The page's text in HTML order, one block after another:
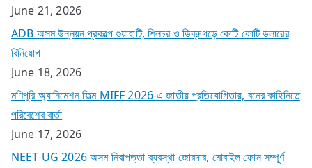
June 21, 2026
ADB অসম উন্নয়ন প্রকল্পে গুয়াহাটি, শিলচর ও ডিব্রুগড়ে কোটি কোটি ডলারের
বিনিয়োগ
June 18, 2026
মণিপুরি অ্যানিমেশন ফিল্ম MIFF 2026-এ জাতীয় প্রতিযোগিতায়, বনের কাহিনিতে
পরিবেশের বার্তা
June 17, 2026
NEET UG 2026 অসম নিরাপত্তা ব্যবস্থা জোরদার, মোবাইল ফোন সম্পূর্ণ